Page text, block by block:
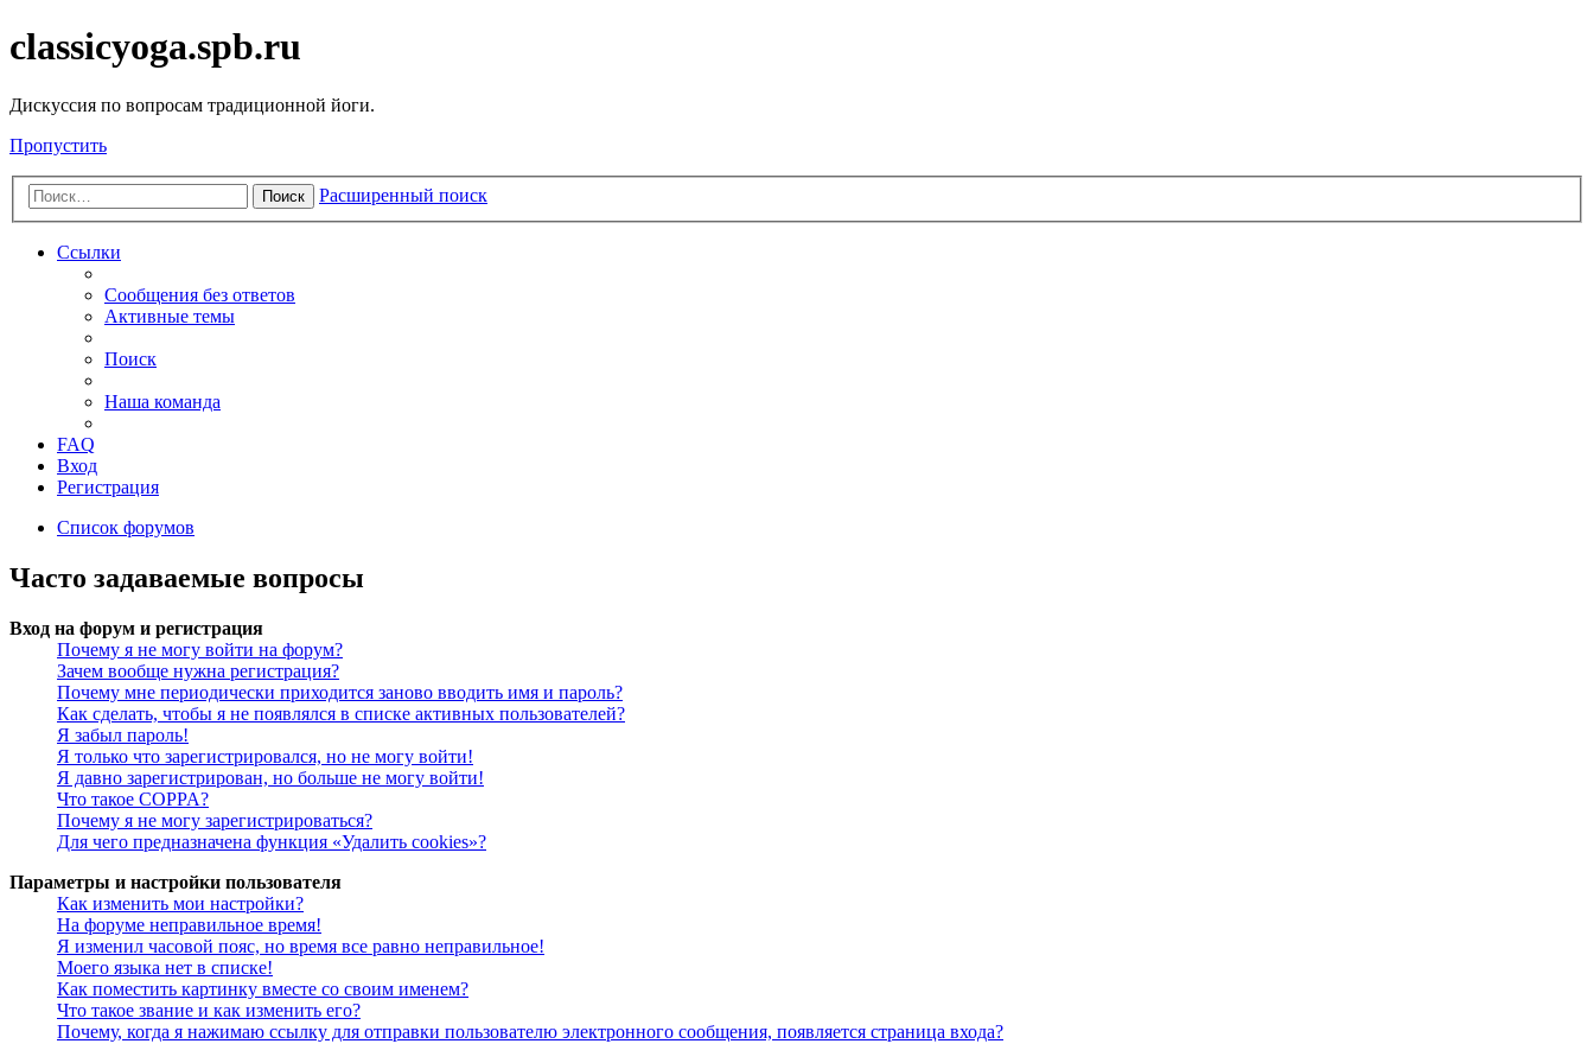
classicyoga.spb.ru
Дискуссия по вопросам традиционной йоги.
Пропустить
Поиск Расширенный поиск
Ссылки
Сообщения без ответов
Активные темы
Поиск
Наша команда
FAQ
Вход
Регистрация
Список форумов
Часто задаваемые вопросы
Вход на форум и регистрация
Почему я не могу войти на форум?
Зачем вообще нужна регистрация?
Почему мне периодически приходится заново вводить имя и пароль?
Как сделать, чтобы я не появлялся в списке активных пользователей?
Я забыл пароль!
Я только что зарегистрировался, но не могу войти!
Я давно зарегистрирован, но больше не могу войти!
Что такое COPPA?
Почему я не могу зарегистрироваться?
Для чего предназначена функция «Удалить cookies»?
Параметры и настройки пользователя
Как изменить мои настройки?
На форуме неправильное время!
Я изменил часовой пояс, но время все равно неправильное!
Моего языка нет в списке!
Как поместить картинку вместе со своим именем?
Что такое звание и как изменить его?
Почему, когда я нажимаю ссылку для отправки пользователю электронного сообщения, появляется страница входа?